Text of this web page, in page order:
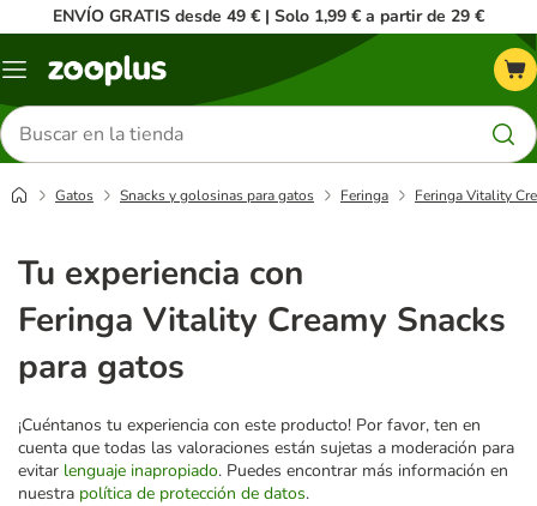
ENVÍO GRATIS desde 49 € | Solo 1,99 € a partir de 29 €
Menú
Buscar
productos
Gatos Snacks y golosinas para gatos Feringa Feringa Vitality
Tu experiencia con
Feringa Vitality Creamy Snacks
para gatos
¡Cuéntanos tu experiencia con este producto! Por favor, ten en
cuenta que todas las valoraciones están sujetas a moderación para
evitar lenguaje inapropiado. Puedes encontrar más información en
nuestra política de protección de datos.